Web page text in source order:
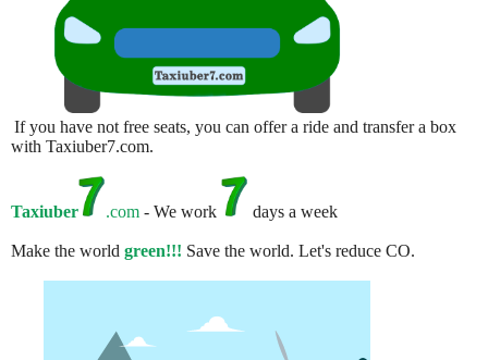
If you have not free seats, you can offer a ride and transfer a box
with Taxiuber7.com.
Taxiuber .com - We work days a week
Make the world green!!! Save the world. Let's reduce CO.